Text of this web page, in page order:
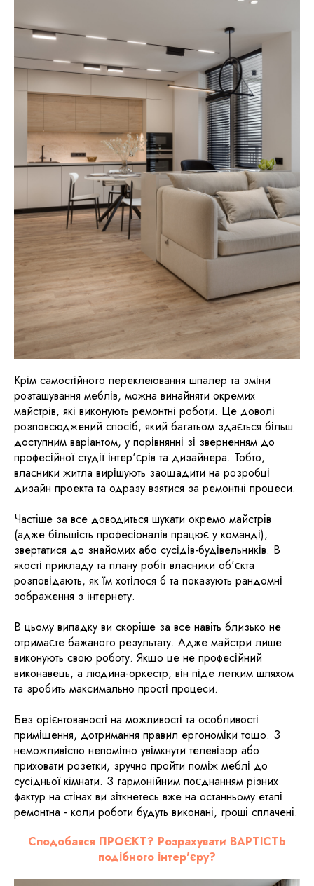
Крім самостійного переклеювання шпалер та зміни
розташування меблів, можна винайняти окремих
майстрів, які виконують ремонтні роботи. Це доволі
розповсюджений спосіб, який багатьом здається більш
доступним варіантом, у порівнянні зі зверненням до
професійної студії інтер'єрів та дизайнера. Тобто,
власники житла вирішують заощадити на розробці
дизайн проекта та одразу взятися за ремонтні процеси.
Частіше за все доводиться шукати окремо майстрів
(адже більшість професіоналів працює у команді),
звертатися до знайомих або сусідів-будівельників. В
якості прикладу та плану робіт власники об'єкта
розповідають, як їм хотілося б та показують рандомні
зображення з інтернету.
В цьому випадку ви скоріше за все навіть близько не
отримаєте бажаного результату. Адже майстри лише
виконують свою роботу. Якщо це не професійний
виконавець, а людина-оркестр, він піде легким шляхом
та зробить максимально прості процеси.
Без орієнтованості на можливості та особливості
приміщення, дотримання правил ергономіки тощо. З
неможливістю непомітно увімкнути телевізор або
приховати розетки, зручно пройти поміж меблі до
сусідньої кімнати. З гармонійним поєднанням різних
фактур на стінах ви зіткнетесь вже на останньому етапі
ремонтна - коли роботи будуть виконані, гроші сплачені.
Сподобався ПРОЄКТ? Розрахувати ВАРТІСТЬ
подібного інтер'єру?